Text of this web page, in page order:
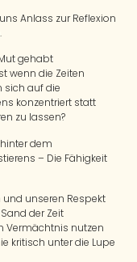
Anlass zur Reflexion
gehabt
wenn die Zeiten
sich auf die
konzentriert statt
zu lassen?
dem
– Die Fähigkeit
unseren Respekt
der Zeit
Vermächtnis nutzen
kritisch unter die Lupe